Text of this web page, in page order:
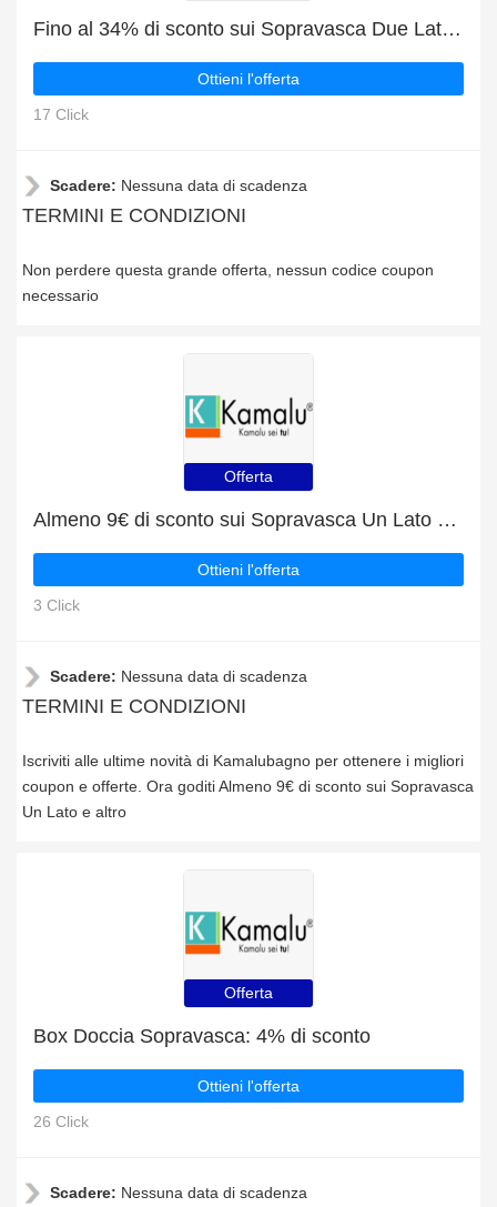
Fino al 34% di sconto sui Sopravasca Due Lati più il 5% di sconto sulla vendita finale
Ottieni l'offerta
17 Click
Scadere: Nessuna data di scadenza
TERMINI E CONDIZIONI
Non perdere questa grande offerta, nessun codice coupon
necessario
Offerta
Almeno 9€ di sconto sui Sopravasca Un Lato e altro
Ottieni l'offerta
3 Click
Scadere: Nessuna data di scadenza
TERMINI E CONDIZIONI
Iscriviti alle ultime novità di Kamalubagno per ottenere i migliori
coupon e offerte. Ora goditi Almeno 9€ di sconto sui Sopravasca
Un Lato e altro
Offerta
Box Doccia Sopravasca: 4% di sconto
Ottieni l'offerta
26 Click
Scadere: Nessuna data di scadenza